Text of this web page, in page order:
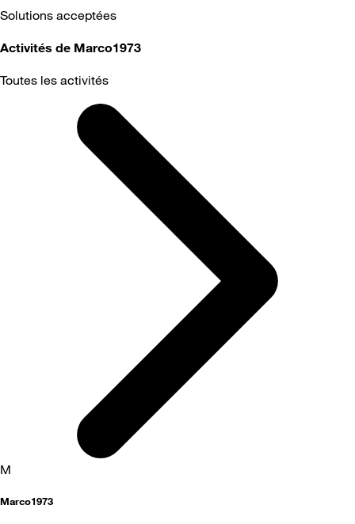
Solutions acceptées
Activités de Marco1973
Toutes les activités
M
Marco1973